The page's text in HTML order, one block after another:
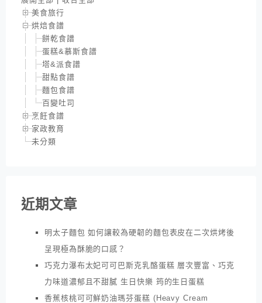
美食旅行
烘焙食譜
餅乾食譜
蛋糕&慕斯食譜
塔&派食譜
甜點食譜
麵包食譜
百變吐司
烹飪食譜
家政教育
未分類
近期文章
明太子麵包 如何讓較為硬韌的麵包表皮在二次烘烤後
呈現極為酥脆的口感？
巧克力瀑布太妃可可巴斯克乳酪蛋糕 層次豐富、巧克
力味道濃郁且不甜膩 生日快樂 筠的生日蛋糕
香蕉核桃可可鮮奶油瑪芬蛋糕 (Heavy Cream